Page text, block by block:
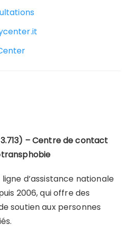
– Centre de contact
d’assistance nationale
2006, qui offre des
soutien aux personnes